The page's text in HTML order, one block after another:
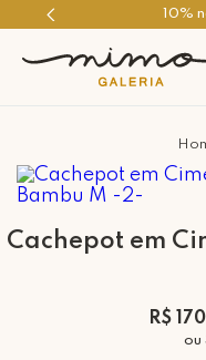
10%
Cachepot em
R$
ou